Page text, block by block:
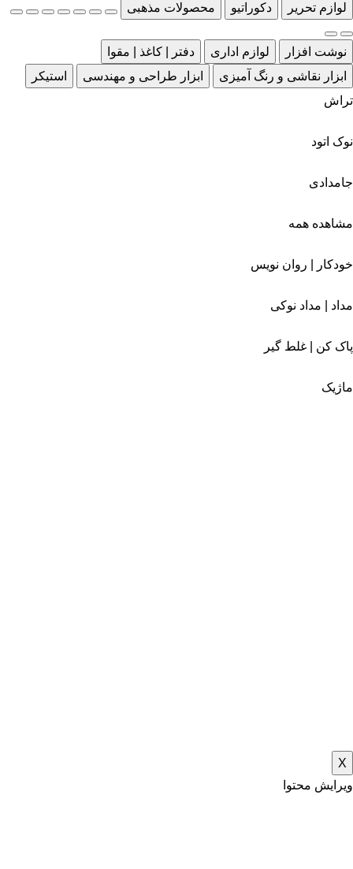
لوازم تحریر
دکوراتیو محصولات مذهبی
نوشت افزار لوازم اداری
دفتر | کاغذ | مقوا
ابزار نقاشی و رنگ آمیزی
ابزار طراحی و مهندسی
استیکر
تراش
نوک اتود
جامدادی
مشاهده همه
خودکار | روان نویس
مداد | مداد نوکی
پاک کن | غلط گیر
ماژیک
X
ویرایش محتوا